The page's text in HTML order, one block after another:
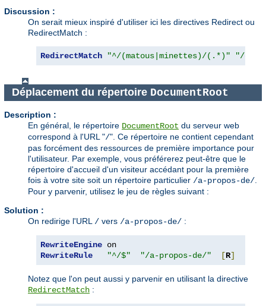
Discussion :
On serait mieux inspiré d'utiliser ici les directives Redirect ou
RedirectMatch :
RedirectMatch "^/(matous|minettes)/(.*)" "/
Déplacement du répertoire DocumentRoot
Description :
En général, le répertoire DocumentRoot du serveur web
correspond à l'URL "/". Ce répertoire ne contient cependant
pas forcément des ressources de première importance pour
l'utilisateur. Par exemple, vous préférerez peut-être que le
répertoire d'accueil d'un visiteur accédant pour la première
fois à votre site soit un répertoire particulier /a-propos-de/
Pour y parvenir, utilisez le jeu de règles suivant :
Solution :
On redirige l'URL / vers /a-propos-de/ :
RewriteEngine
RewriteRule
"^/$" "/a-propos-de/" [R]
Notez que l'on peut aussi y parvenir en utilisant la directive
RedirectMatch :